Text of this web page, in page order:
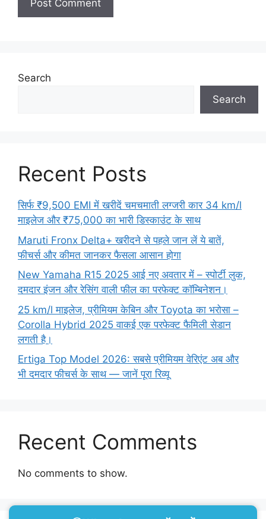
Search
Search
Recent Posts
सिर्फ ₹9,500 EMI में खरीदें चमचमाती लग्जरी कार 34 km/l
माइलेज और ₹75,000 का भारी डिस्काउंट के साथ
Maruti Fronx Delta+ खरीदने से पहले जान लें ये बातें,
फीचर्स और कीमत जानकर फैसला आसान होगा
New Yamaha R15 2025 आई नए अवतार में – स्पोर्टी लुक,
दमदार इंजन और रेसिंग वाली फील का परफेक्ट कॉम्बिनेशन।
25 km/l माइलेज, प्रीमियम केबिन और Toyota का भरोसा –
Corolla Hybrid 2025 वाकई एक परफेक्ट फैमिली सेडान
लगती है।
Ertiga Top Model 2026: सबसे प्रीमियम वेरिएंट अब और
भी दमदार फीचर्स के साथ — जानें पूरा रिव्यू
Recent Comments
No comments to show.